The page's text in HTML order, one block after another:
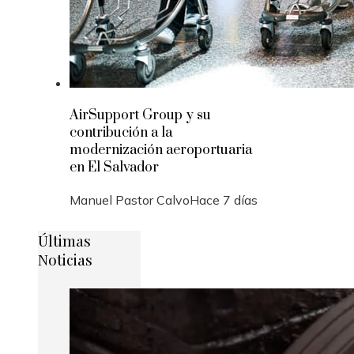
AirSupport Group y su
contribución a la
modernización aeroportuaria
en El Salvador
Manuel Pastor CalvoHace 7 días
Últimas
Noticias